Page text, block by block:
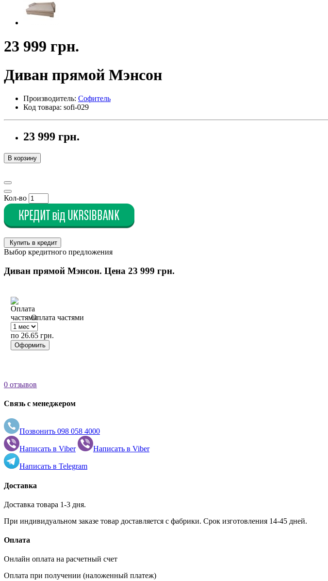
23 999 грн.
Диван прямой Мэнсон
Производитель: Софитель
Код товара: sofi-029
23 999 грн.
В корзину
Кол-во
Купить в кредит
Выбор кредитного предложения
Диван прямой Мэнсон. Цена 23 999 грн.
Оплата частями
по 26.65 грн.
Оформить
0 отзывов
Связь с менеджером
Позвонить 098 058 4000
Написать в Viber Написать в Viber
Написать в Telegram
Доставка
Доставка товара 1-3 дня.
При индивидуальном заказе товар доставляется с фабрики. Срок изготовления 14-45 дней.
Оплата
Онлайн оплата на расчетный счет
Оплата при получении (наложенный платеж)